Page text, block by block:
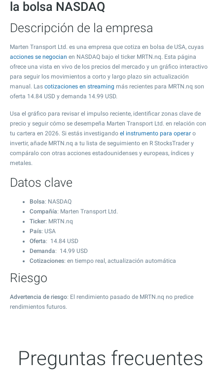
la bolsa NASDAQ
Descripción de la empresa
Marten Transport Ltd. es una empresa que cotiza en bolsa de USA, cuyas
acciones se negocian en NASDAQ bajo el ticker MRTN.nq. Esta página
ofrece una vista en vivo de los precios del mercado y un gráfico interactivo
para seguir los movimientos a corto y largo plazo sin actualización
manual. Las cotizaciones en streaming más recientes para MRTN.nq son
oferta 14.84 USD y demanda 14.99 USD.
Usa el gráfico para revisar el impulso reciente, identificar zonas clave de
precio y seguir cómo se desempeña Marten Transport Ltd. en relación con
tu cartera en 2026. Si estás investigando el instrumento para operar o
invertir, añade MRTN.nq a tu lista de seguimiento en R StocksTrader y
compáralo con otras acciones estadounidenses y europeas, índices y
metales.
Datos clave
Bolsa: NASDAQ
Compañía: Marten Transport Ltd.
Ticker: MRTN.nq
País: USA
Oferta: 14.84 USD
Demanda: 14.99 USD
Cotizaciones: en tiempo real, actualización automática
Riesgo
Advertencia de riesgo: El rendimiento pasado de MRTN.nq no predice
rendimientos futuros.
Preguntas frecuentes